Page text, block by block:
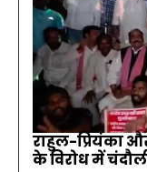
राहुल-प्रियंका
के विरोध में